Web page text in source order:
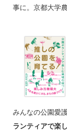
事に。京都大学
みんなの公園愛
ランティアで楽